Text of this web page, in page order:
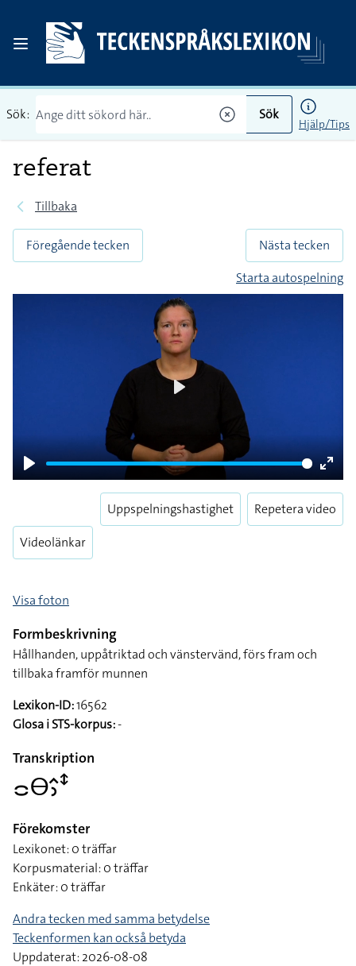
Sök: Sök
Hjälp/Tips
referat
Tillbaka
Föregående tecken
Nästa tecken
Starta autospelning
Play
Enter
Videolänkar
Uppspelningshastighet Repetera video
Visa foton
Formbeskrivning
Hållhanden, uppåtriktad och vänstervänd, förs fram och
tillbaka framför munnen
Lexikon-ID:16562
Glosa i STS-korpus:-
Transkription
􌤌􌤫􌤵􌤶􌥥
Förekomster
Lexikonet: 0 träffar
Korpusmaterial: 0 träffar
Enkäter: 0 träffar
Andra tecken med samma betydelse
Teckenformen kan också betyda
Uppdaterat: 2026-08-08